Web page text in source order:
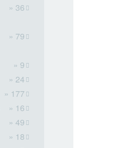
» 36
» 79
» 9
» 24
» 177
» 16
» 49
» 18